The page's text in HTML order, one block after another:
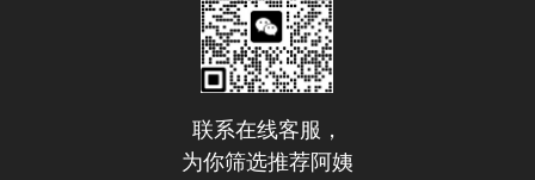
联系在线客服，
为你筛选推荐阿姨